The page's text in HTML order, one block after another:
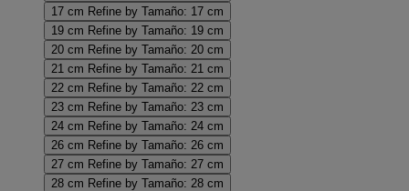
17 cm Refine by Tamaño: 17 cm
19 cm Refine by Tamaño: 19 cm
20 cm Refine by Tamaño: 20 cm
21 cm Refine by Tamaño: 21 cm
22 cm Refine by Tamaño: 22 cm
23 cm Refine by Tamaño: 23 cm
24 cm Refine by Tamaño: 24 cm
26 cm Refine by Tamaño: 26 cm
27 cm Refine by Tamaño: 27 cm
28 cm Refine by Tamaño: 28 cm